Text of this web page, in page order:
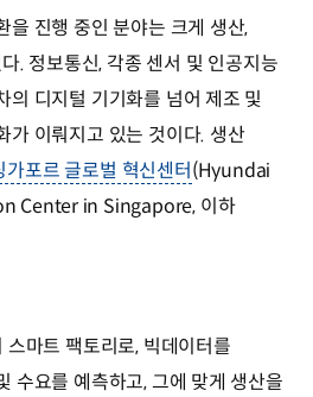
을 진행 중인 분야는 크게 생산,
. 정보통신, 각종 센서 및 인공지능
의 디지털 기기화를 넘어 제조 및
가 이뤄지고 있는 것이다. 생산
가포르 글로벌 혁신센터(Hyundai
Center in Singapore, 이하
마트 팩토리로, 빅데이터를
수요를 예측하고, 그에 맞게 생산을